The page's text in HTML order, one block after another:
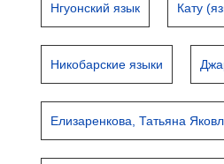
Нгуонский язык Кату
Никобарские языки
Елизаренкова, Татьяна